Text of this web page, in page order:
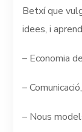
Betxí que
idees, i
– Economia
–
– Nous